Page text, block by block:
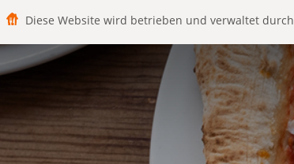
Diese Website wird betrieben und verwaltet durch